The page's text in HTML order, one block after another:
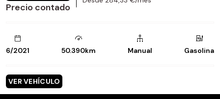
Precio contado
6/2021 50.390km Manual Gasolina
VER VEHÍCULO